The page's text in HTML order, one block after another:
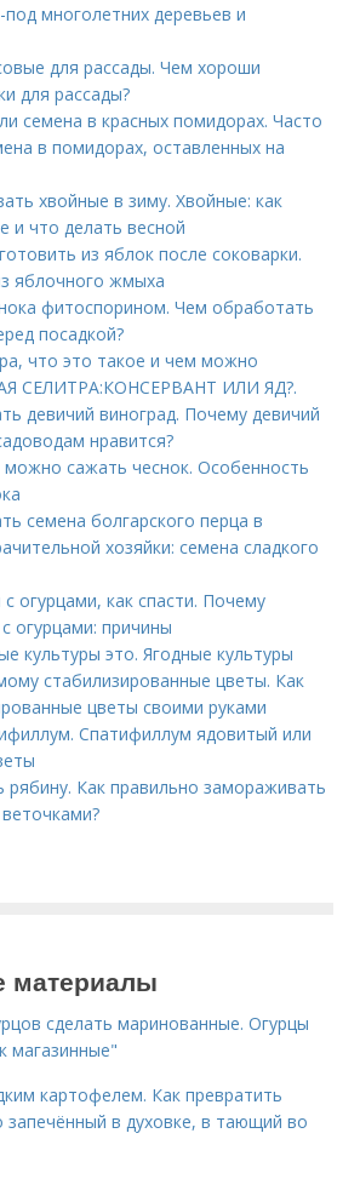
многолетних деревьев и
для рассады. Чем хороши
для рассады?
семена в красных помидорах. Часто
в помидорах, оставленных на
хвойные в зиму. Хвойные: как
и что делать весной
из яблок после соковарки.
яблочного жмыха
фитоспорином. Чем обработать
посадкой?
что это такое и чем можно
СЕЛИТРА:КОНСЕРВАНТ ИЛИ ЯД?.
девичий виноград. Почему девичий
нравится?
сажать чеснок. Особенность
семена болгарского перца в
хозяйки: семена сладкого
с огурцами, как спасти. Почему
огурцами: причины
культуры это. Ягодные культуры
стабилизированные цветы. Как
цветы своими руками
Спатифиллум ядовитый или
рябину. Как правильно замораживать
материалы
сделать маринованные. Огурцы
магазинные"
картофелем. Как превратить
запечённый в духовке, в тающий во